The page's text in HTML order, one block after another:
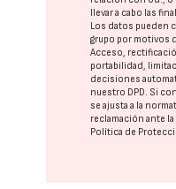
llevar a cabo las
Los datos pueden
grupo por motivos
Acceso,
portabilidad,
decisiones
nuestro DPD. Si
se ajusta a la
reclamación ante la
Política de